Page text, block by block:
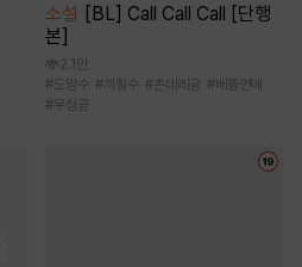
소설 [BL] Call Call Call [단행
본]
2.1만
#도망수 #까칠수 #츤데레공 #배틀연애
#무심공